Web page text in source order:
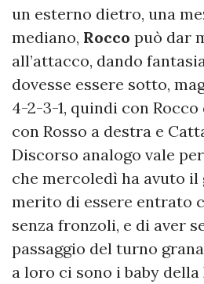
un esterno dietro, una
mediano, Rocco può dar
all’attacco, dando
dovesse essere sotto,
4-2-3-1, quindi con
con Rosso a destra e
Discorso analogo vale per
che mercoledì ha avuto il
merito di essere entrato
senza fronzoli, e di aver
passaggio del turno
a loro ci sono i baby della